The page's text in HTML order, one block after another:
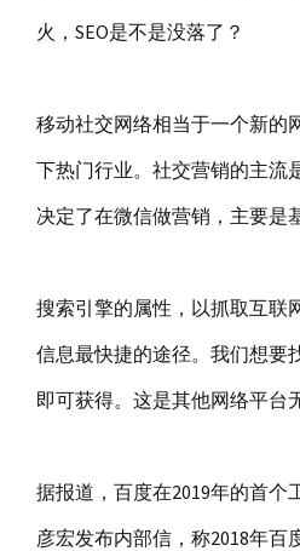
火，SEO是不是没落了？
移动社交网络相当于一个新的
下热门行业。社交营销的主流
决定了在微信做营销，主要是
搜索引擎的属性，以抓取互联
信息最快捷的途径。我们想要
即可获得。这是其他网络平台
据报道，百度在2019年的首个
彦宏发布内部信，称2018年百